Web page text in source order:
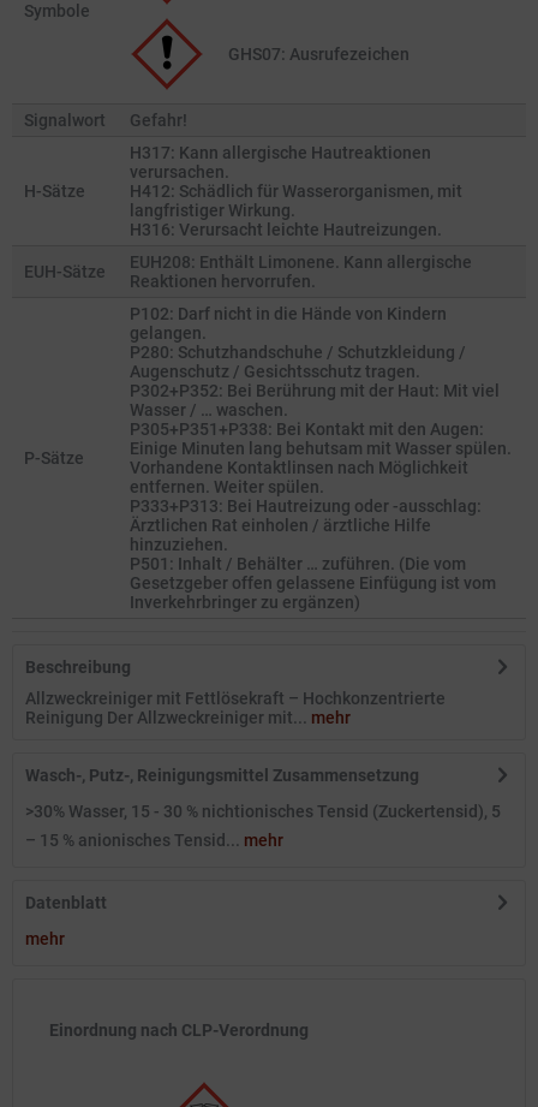
Symbole
GHS07: Ausrufezeichen
Signalwort Gefahr!
H-Sätze
H317: Kann allergische Hautreaktionen
verursachen.
H412: Schädlich für Wasserorganismen, mit
langfristiger Wirkung.
H316: Verursacht leichte Hautreizungen.
EUH-Sätze
EUH208: Enthält Limonene. Kann allergische
Reaktionen hervorrufen.
P-Sätze
P102: Darf nicht in die Hände von Kindern
gelangen.
P280: Schutzhandschuhe / Schutzkleidung /
Augenschutz / Gesichtsschutz tragen.
P302+P352: Bei Berührung mit der Haut: Mit viel
Wasser / … waschen.
P305+P351+P338: Bei Kontakt mit den Augen:
Einige Minuten lang behutsam mit Wasser spülen.
Vorhandene Kontaktlinsen nach Möglichkeit
entfernen. Weiter spülen.
P333+P313: Bei Hautreizung oder -ausschlag:
Ärztlichen Rat einholen / ärztliche Hilfe
hinzuziehen.
P501: Inhalt / Behälter … zuführen. (Die vom
Gesetzgeber offen gelassene Einfügung ist vom
Inverkehrbringer zu ergänzen)
Beschreibung
Allzweckreiniger mit Fettlösekraft – Hochkonzentrierte
Reinigung Der Allzweckreiniger mit... mehr
Wasch-, Putz-, Reinigungsmittel Zusammensetzung
>30% Wasser, 15 - 30 % nichtionisches Tensid (Zuckertensid), 5
– 15 % anionisches Tensid... mehr
Datenblatt
mehr
Einordnung nach CLP-Verordnung